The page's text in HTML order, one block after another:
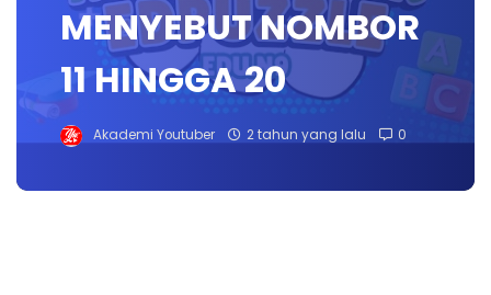
MENYEBUT NOMBOR
11 HINGGA 20
Akademi Youtuber 2 tahun yang lalu 0